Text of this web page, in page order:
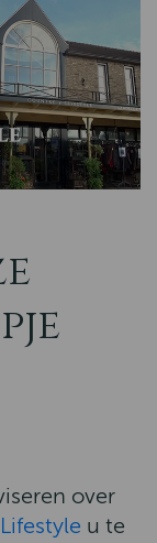
over
u te